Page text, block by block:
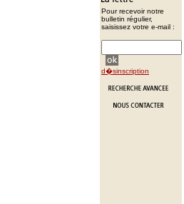
Pour recevoir notre
bulletin régulier,
saisissez votre e-mail :
d�sinscription